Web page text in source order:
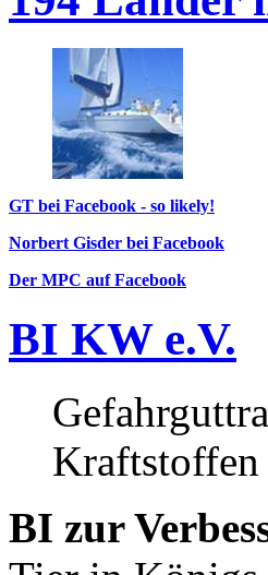
GT bei Facebook - so likely!
Norbert Gisder bei Facebook
Der MPC auf Facebook
BI KW e.V.
BI zur